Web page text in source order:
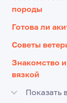
породы
Готова ли
Советы
Знакомство
вязкой
Показать